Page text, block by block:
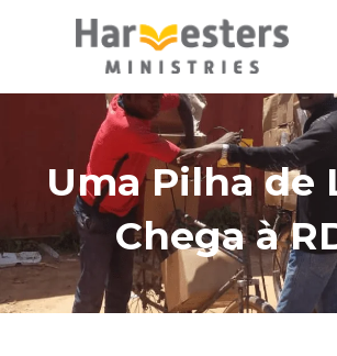
About Us
Annual Report
The Story of Harvesters
Our Beliefs
Uma Pilha de
Chega à